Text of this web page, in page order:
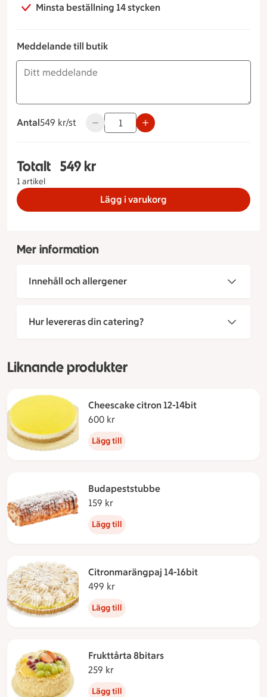
Minsta beställning 14 stycken
Meddelande till butik
Antal
549 kronor styck
549 kr/st Använd knapparna för att minska eller
Totalt
1 artikel
Totalt 1 stycken Äppelpaj, 549 kronor
549 kr
Lägg i varukorg
Mer information
Innehåll och allergener
Hur levereras din catering?
Liknande produkter
Cheescake citron 12-14bit
600 kr
Lägg till
Budapeststubbe
159 kr
Lägg till
Citronmarängpaj 14-16bit
499 kr
Lägg till
Frukttårta 8bitars
259 kr
Lägg till